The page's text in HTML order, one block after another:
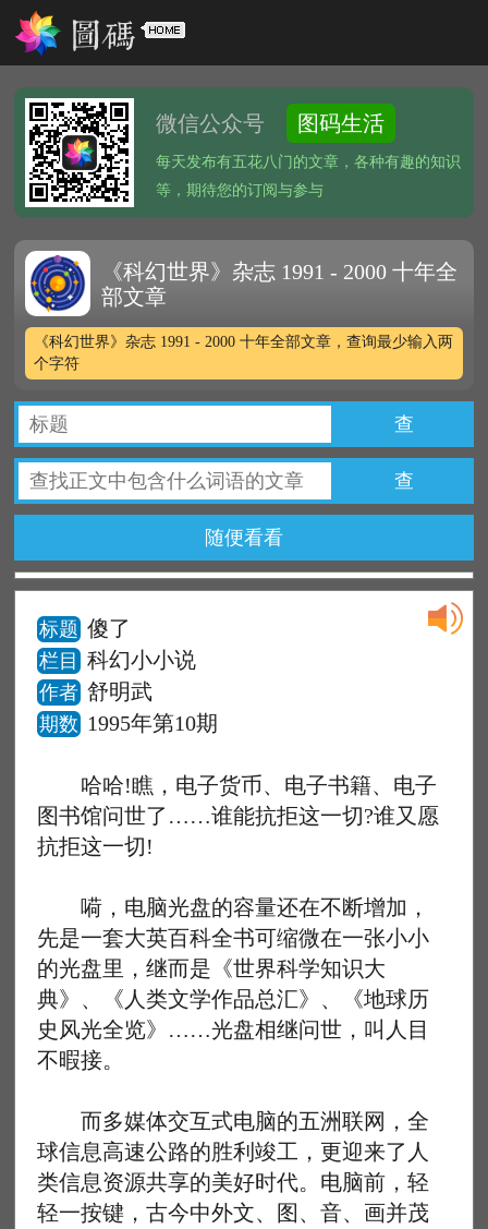
微信公众号 图码生活
每天发布有五花八门的文章，各种有趣的知识
等，期待您的订阅与参与
《科幻世界》杂志 1991 - 2000 十年全
部文章
《科幻世界》杂志 1991 - 2000 十年全部文章，查询最少输入两
个字符
查
查
随便看看
标题 傻了
栏目 科幻小小说
作者 舒明武
期数 1995年第10期
哈哈!瞧，电子货币、电子书籍、电子
图书馆问世了……谁能抗拒这一切?谁又愿
抗拒这一切!
嗬，电脑光盘的容量还在不断增加，
先是一套大英百科全书可缩微在一张小小
的光盘里，继而是《世界科学知识大
典》、《人类文学作品总汇》、《地球历
史风光全览》……光盘相继问世，叫人目
不暇接。
而多媒体交互式电脑的五洲联网，全
球信息高速公路的胜利竣工，更迎来了人
类信息资源共享的美好时代。电脑前，轻
轻一按键，古今中外文、图、音、画并茂